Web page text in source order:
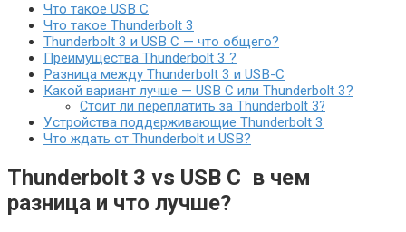
Что такое USB C
Что такое Thunderbolt 3
Thunderbolt 3 и USB C — что общего?
Преимущества Thunderbolt 3 ?
Разница между Thunderbolt 3 и USB-C
Какой вариант лучше — USB C или Thunderbolt 3?
Стоит ли переплатить за Thunderbolt 3?
Устройства поддерживающие Thunderbolt 3
Что ждать от Thunderbolt и USB?
Thunderbolt 3 vs USB C в чем
разница и что лучше?